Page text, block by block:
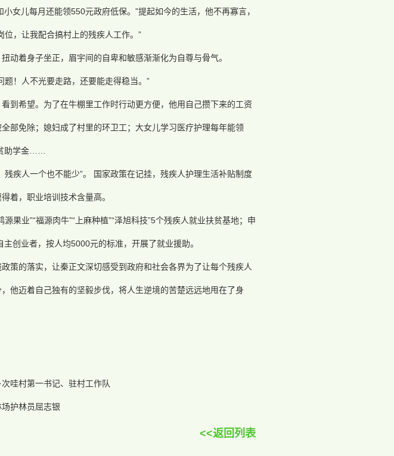
女儿每月还能领550元政府低保。”提起如今的生活，他不再寡言，
，让我配合搞村上的残疾人工作。”
动着身子坐正，眉宇间的自卑和敏感渐渐化为自尊与骨气。
！人不光要走路，还要能走得稳当。”
到希望。为了在牛棚里工作时行动更方便，他用自己攒下来的工资
部免除；媳妇成了村里的环卫工；大女儿学习医疗护理每年能领
助学金……
残疾人一个也不能少”。 国家政策在记挂，残疾人护理生活补贴制度
着，职业培训技术含量高。
果业”“福源肉牛”“上麻种植”“泽旭科技”5个残疾人就业扶贫基地；申
创业者，按人均5000元的标准，开展了就业援助。
策的落实，让秦正文深切感受到政府和社会各界为了让每个残疾人
他迈着自己独有的坚毅步伐，将人生逆境的苦楚远远地甩在了身
哇村第一书记、驻村工作队
护林员屈志银
<<返回列表